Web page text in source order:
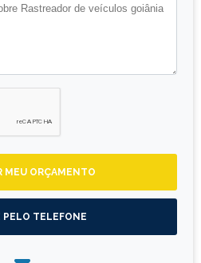
MEU ORÇAMENTO
PELO TELEFONE